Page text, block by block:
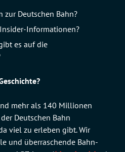
zur Deutschen Bahn?
Informationen?
es auf die
mehr als 140 Millionen
Deutschen Bahn
viel zu erleben gibt. Wir
und überraschende Bahn-